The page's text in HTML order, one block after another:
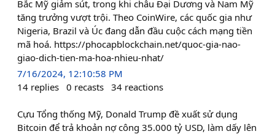
Bắc Mỹ giảm sút, trong khi châu Đại Dương và Nam Mỹ
tăng trưởng vượt trội. Theo CoinWire, các quốc gia như
Nigeria, Brazil và Úc đang dẫn đầu cuộc cách mạng tiền
mã hoá. https://phocapblockchain.net/quoc-gia-nao-
giao-dich-tien-ma-hoa-nhieu-nhat/
7/16/2024, 12:10:58 PM
14 replies 0 recasts 34 reactions
Cựu Tổng thống Mỹ, Donald Trump đề xuất sử dụng
Bitcoin để trả khoản nợ công 35.000 tỷ USD, làm dấy lên